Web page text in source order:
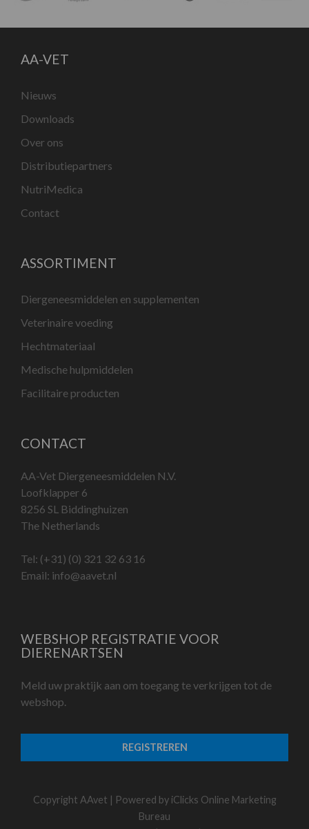
AA-VET
Nieuws
Downloads
Over ons
Distributiepartners
NutriMedica
Contact
ASSORTIMENT
Diergeneesmiddelen en supplementen
Veterinaire voeding
Hechtmateriaal
Medische hulpmiddelen
Facilitaire producten
CONTACT
AA-Vet Diergeneesmiddelen N.V.
Loofklapper 6
8256 SL Biddinghuizen
The Netherlands
Tel: (+31) (0) 321 32 63 16
Email: info@aavet.nl
WEBSHOP REGISTRATIE VOOR
DIERENARTSEN
Meld uw praktijk aan om toegang te verkrijgen tot de
webshop.
REGISTREREN
Copyright AAvet | Powered by iClicks Online Marketing
Bureau